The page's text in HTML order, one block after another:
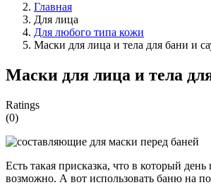
Главная
Для лица
Для любого типа кожи
Маски для лица и тела для бани и
Маски для лица и тела
Ratings
(0)
Есть такая присказка, что в который
возможно. А вот использовать баню на